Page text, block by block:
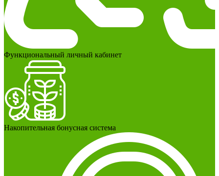
Функциональный личный кабинет
Накопительная бонусная система